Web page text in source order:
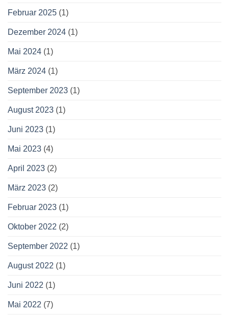
Februar 2025 (1)
Dezember 2024 (1)
Mai 2024 (1)
März 2024 (1)
September 2023 (1)
August 2023 (1)
Juni 2023 (1)
Mai 2023 (4)
April 2023 (2)
März 2023 (2)
Februar 2023 (1)
Oktober 2022 (2)
September 2022 (1)
August 2022 (1)
Juni 2022 (1)
Mai 2022 (7)